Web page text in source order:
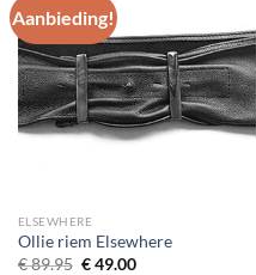
Aanbieding!
aan
wenslijst
ELSEWHERE
Ollie riem Elsewhere
€89.95 Oorspronkelijke
€49.00Huidige